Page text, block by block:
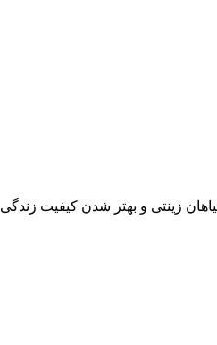
زینتی و بهتر شدن کیفیت زندگی